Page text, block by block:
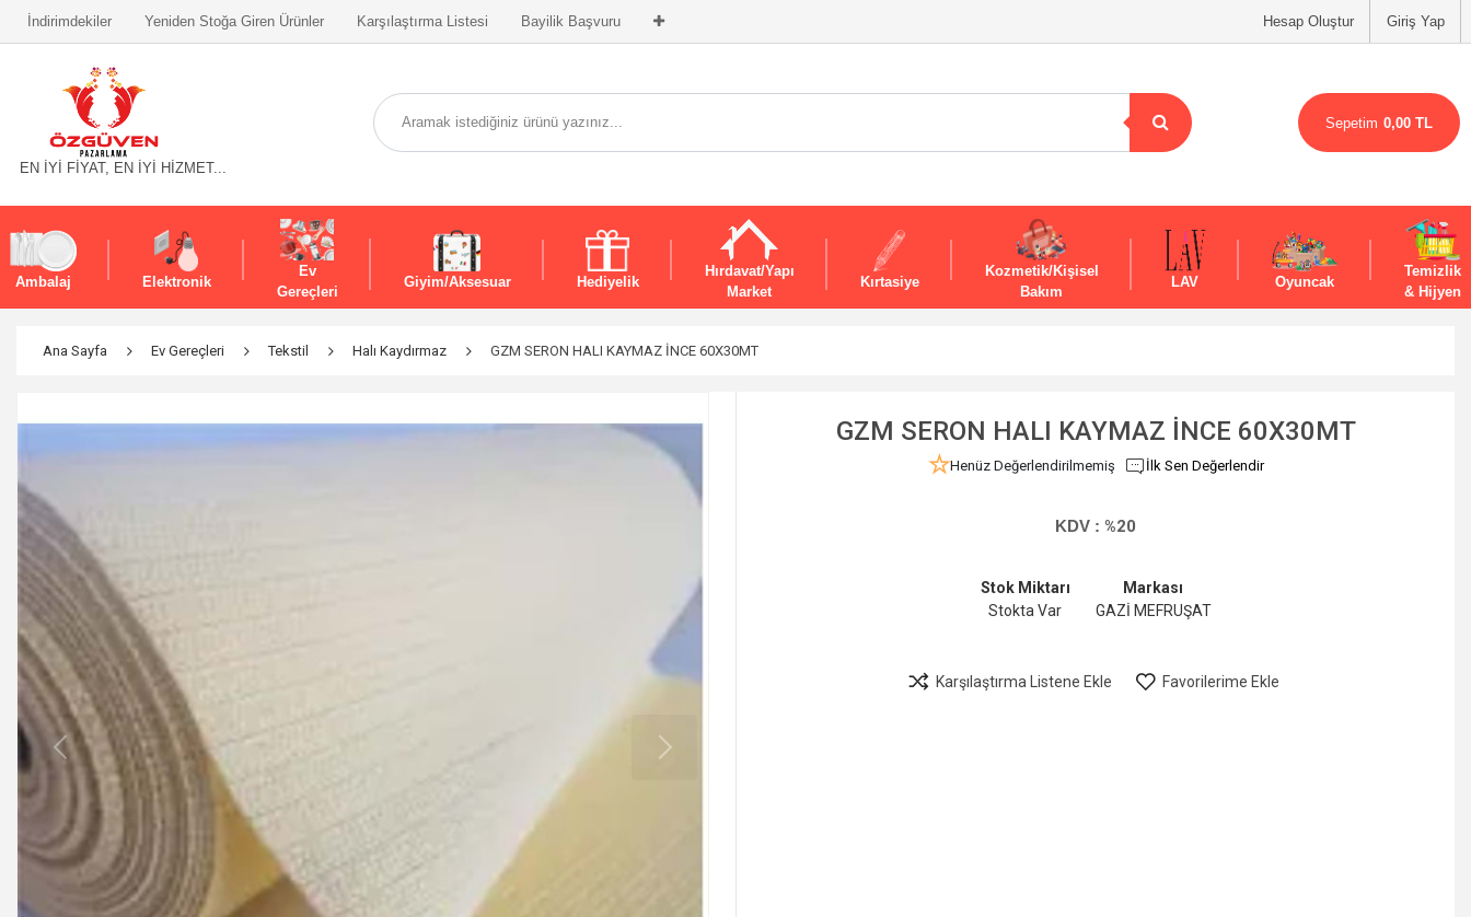
İndirimdekiler Yeniden Stoğa Giren Ürünler Karşılaştırma Listesi Bayilik Başvuru Giriş Yap
Hesap Oluştur
EN İYİ FİYAT, EN İYİ HİZMET...
Sepetim 0,00 TL
Ambalaj Elektronik
Ev
Gereçleri
Giyim/Aksesuar Hediyelik
Hırdavat/Yapı
Market
Kırtasiye
Kozmetik/Kişisel
Bakım
LAV Oyuncak
Temizlik
& Hijyen
Ana Sayfa Ev Gereçleri Tekstil Halı Kaydırmaz GZM SERON HALI KAYMAZ İNCE 60X30MT
GZM SERON HALI KAYMAZ İNCE 60X30MT
Henüz Değerlendirilmemiş İlk Sen Değerlendir
KDV : %20
Stok Miktarı
Stokta Var
Markası
GAZİ MEFRUŞAT
Karşılaştırma Listene Ekle Favorilerime Ekle